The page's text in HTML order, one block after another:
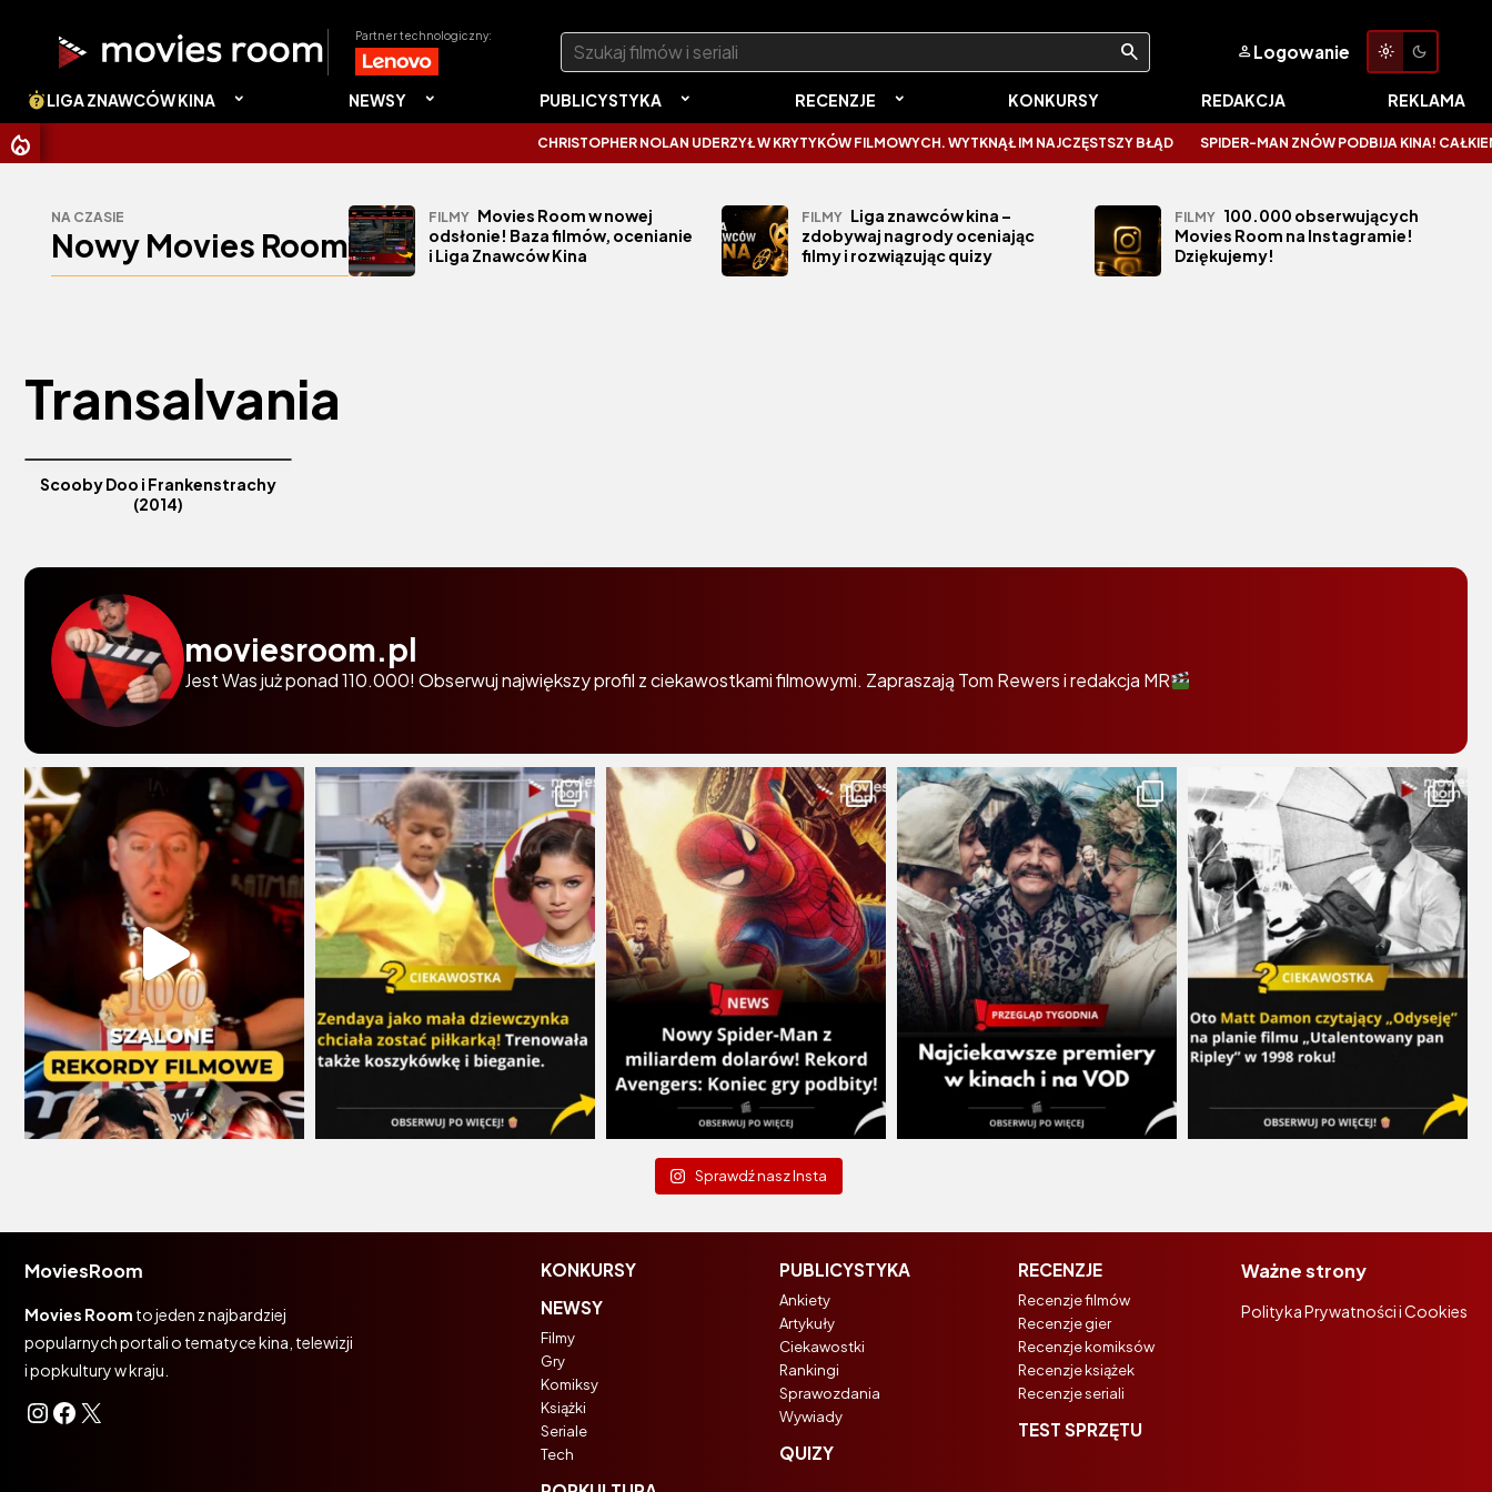
Partner technologiczny: Szukaj:
Logowanie
LIGA ZNAWCÓW KINA NEWSY PUBLICYSTYKA RECENZJE KONKURSY REDAKCJA REKLAMA
CHRISTOPHER NOLAN UDERZYŁ W KRYTYKÓW FILMOWYCH. WYTKNĄŁ IM NAJCZĘSTSZY BŁĄD SPIDER-MAN ZNÓW PODBIJA KINA! CAŁKIEM
NA CZASIE
Nowy Movies Room
FILMY Movies Room w nowej
odsłonie! Baza filmów, ocenianie
i Liga Znawców Kina
FILMY Liga znawców kina –
zdobywaj nagrody oceniając
filmy i rozwiązując quizy
FILMY 100.000 obserwujących
Movies Room na Instagramie!
Dziękujemy!
Transalvania
Scooby Doo i Frankenstrachy
(2014)
moviesroom.pl
Jest Was już ponad 110.000! Obserwuj największy profil z ciekawostkami filmowymi. Zapraszają Tom Rewers i redakcja MR
Sprawdź nasz Insta
MoviesRoom
Movies Room to jeden z najbardziej
popularnych portali o tematyce kina, telewizji
i popkultury w kraju.
Instagram
Facebook
X
KONKURSY
NEWSY
Filmy
Gry
Komiksy
Książki
Seriale
Tech
PUBLICYSTYKA
Ankiety
Artykuły
Ciekawostki
Rankingi
Sprawozdania
Wywiady
QUIZY
RECENZJE
Recenzje filmów
Recenzje gier
Recenzje komiksów
Recenzje książek
Recenzje seriali
TEST SPRZĘTU
Ważne strony
Polityka Prywatności i Cookies